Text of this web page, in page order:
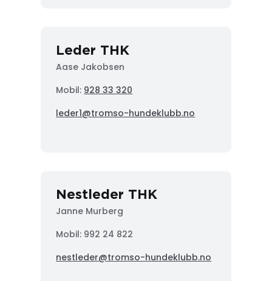
Leder THK
Aase Jakobsen
Mobil: 928 33 320
leder1@tromso-hundeklubb.no
Nestleder THK
Janne Murberg
Mobil: 992 24 822
nestleder@tromso-hundeklubb.no